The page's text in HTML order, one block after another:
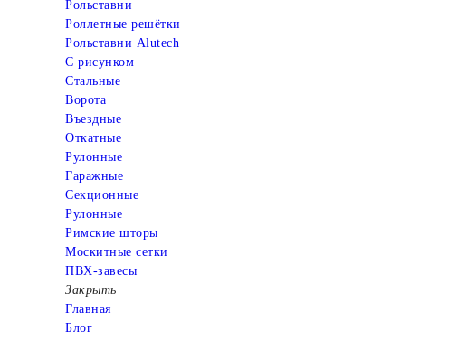
Рольставни
Роллетные решётки
Рольставни Alutech
С рисунком
Стальные
Ворота
Въездные
Откатные
Рулонные
Гаражные
Cекционные
Рулонные
Римские шторы
Москитные сетки
ПВХ-завесы
Закрыть
Главная
Блог